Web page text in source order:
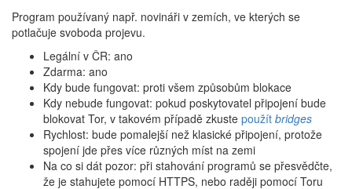
Program používaný např. novináři v zemích, ve kterých se
potlačuje svoboda projevu.
Legální v ČR: ano
Zdarma: ano
Kdy bude fungovat: proti všem způsobům blokace
Kdy nebude fungovat: pokud poskytovatel připojení bude
blokovat Tor, v takovém případě zkuste použít bridges
Rychlost: bude pomalejší než klasické připojení, protože
spojení jde přes více různých míst na zemi
Na co si dát pozor: při stahování programů se přesvědčte,
že je stahujete pomocí HTTPS, nebo raději pomocí Toru